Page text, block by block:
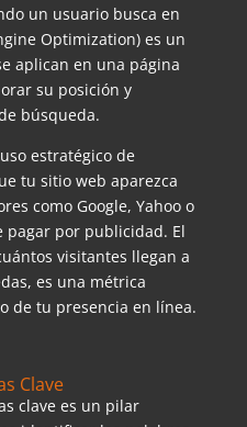
un usuario busca en
Optimization) es un
aplican en una página
su posición y
búsqueda.
estratégico de
tu sitio web aparezca
como Google, Yahoo o
pagar por publicidad. El
visitantes llegan a
es una métrica
de tu presencia en línea.
Clave
clave es un pilar